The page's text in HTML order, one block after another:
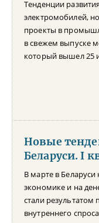
Тенденции
электромобилей,
проекты в
в свежем выпуске
который вышел 25
Новые
Беларуси. I
В марте в
экономике и на
стали
внутреннего